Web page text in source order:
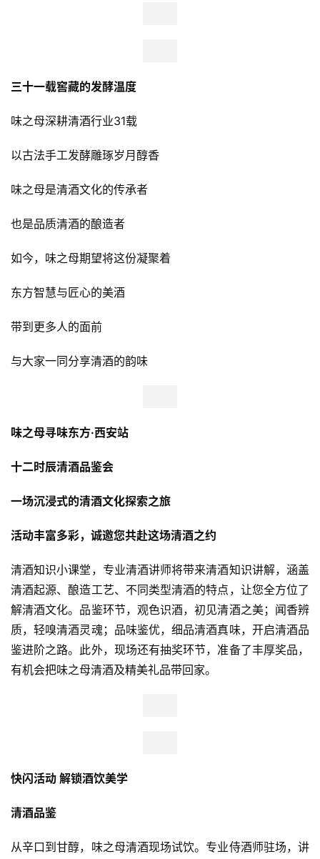
三十一载窖藏的发酵温度
味之母深耕清酒行业31载
以古法手工发酵雕琢岁月醇香
味之母是清酒文化的传承者
也是品质清酒的酿造者
如今，味之母期望将这份凝聚着
东方智慧与匠心的美酒
带到更多人的面前
与大家一同分享清酒的韵味
味之母寻味东方·西安站
十二时辰清酒品鉴会
一场沉浸式的清酒文化探索之旅
活动丰富多彩，诚邀您共赴这场清酒之约
清酒知识小课堂，专业清酒讲师将带来清酒知识讲解，涵盖
清酒起源、酿造工艺、不同类型清酒的特点，让您全方位了
解清酒文化。品鉴环节，观色识酒，初见清酒之美；闻香辨
质，轻嗅清酒灵魂；品味鉴优，细品清酒真味，开启清酒品
鉴进阶之路。此外，现场还有抽奖环节，准备了丰厚奖品，
有机会把味之母清酒及精美礼品带回家。
快闪活动 解锁酒饮美学
清酒品鉴
从辛口到甘醇，味之母清酒现场试饮。专业侍酒师驻场，讲